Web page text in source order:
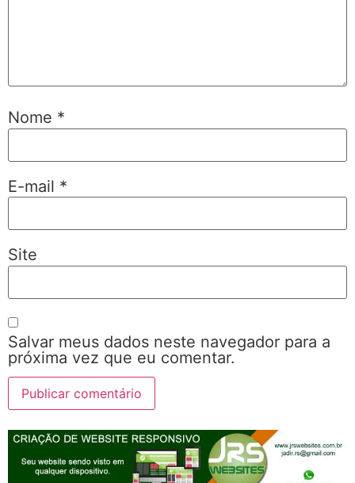
Nome *
E-mail *
Site
Salvar meus dados neste navegador para a
próxima vez que eu comentar.